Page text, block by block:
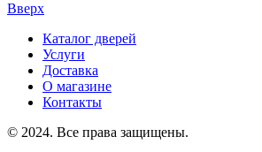
Вверх
Каталог дверей
Услуги
Доставка
О магазине
Контакты
© 2024. Все права защищены.